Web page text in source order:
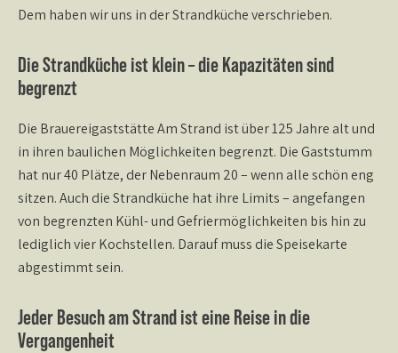
Dem haben wir uns in der Strandküche verschrieben.
Die Strandküche ist klein – die Kapazitäten sind
begrenzt
Die Brauereigaststätte Am Strand ist über 125 Jahre alt und
in ihren baulichen Möglichkeiten begrenzt. Die Gaststumm
hat nur 40 Plätze, der Nebenraum 20 – wenn alle schön eng
sitzen. Auch die Strandküche hat ihre Limits – angefangen
von begrenzten Kühl- und Gefriermöglichkeiten bis hin zu
lediglich vier Kochstellen. Darauf muss die Speisekarte
abgestimmt sein.
Jeder Besuch am Strand ist eine Reise in die
Vergangenheit